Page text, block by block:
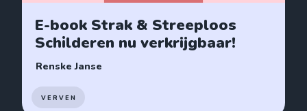
E-book Strak & Streeploos
Schilderen nu verkrijgbaar!
Renske Janse
VERVEN